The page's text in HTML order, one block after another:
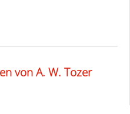
von A. W. Tozer